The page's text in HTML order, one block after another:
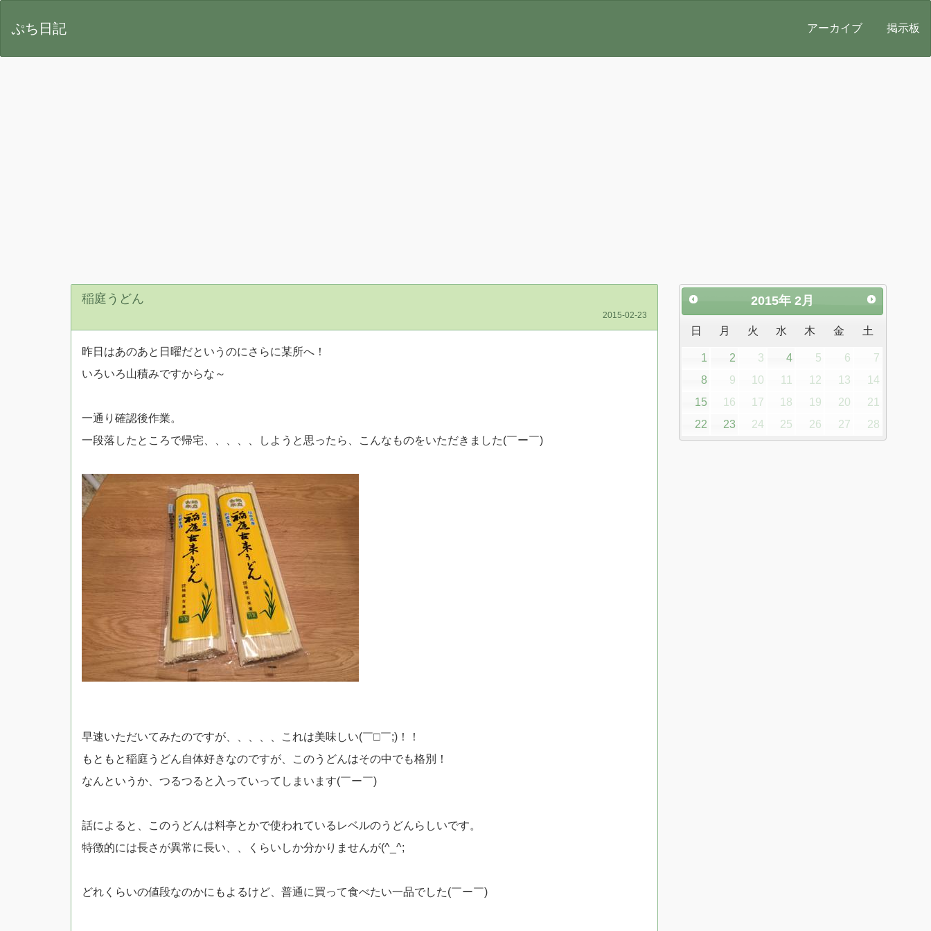
ぷち日記 アーカイブ 掲示板
稲庭うどん
2015-02-23
昨日はあのあと日曜だというのにさらに某所へ！
いろいろ山積みですからな～
一通り確認後作業。
一段落したところで帰宅、、、、、しようと思ったら、こんなものをいただきました(￣ー￣)
早速いただいてみたのですが、、、、、これは美味しい(￣□￣;)！！
もともと稲庭うどん自体好きなのですが、このうどんはその中でも格別！
なんというか、つるつると入っていってしまいます(￣ー￣)
話によると、このうどんは料亭とかで使われているレベルのうどんらしいです。
特徴的には長さが異常に長い、、くらいしか分かりませんが(^_^;
どれくらいの値段なのかにもよるけど、普通に買って食べたい一品でした(￣ー￣)
2015年 2月
日 月 火 水 木 金 土
1 2 3 4 5 6
7
8
9 10 11 12 13
14
15
16 17 18 19 20
21
22
23 24 25 26 27 28